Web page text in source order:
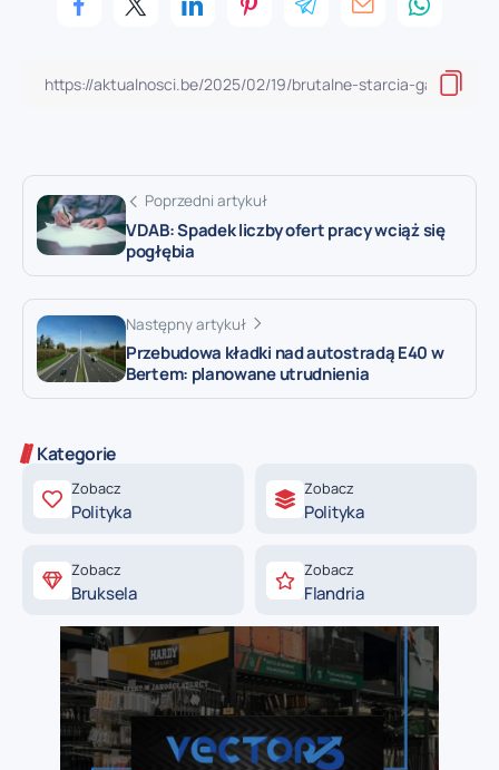
Poprzedni artykuł
VDAB: Spadek liczby ofert pracy wciąż się
pogłębia
Następny artykuł
Przebudowa kładki nad autostradą E40 w
Bertem: planowane utrudnienia
Kategorie
Zobacz
Polityka
Zobacz
Polityka
Zobacz
Bruksela
Zobacz
Flandria